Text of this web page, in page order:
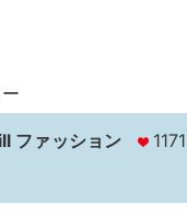
ファッション